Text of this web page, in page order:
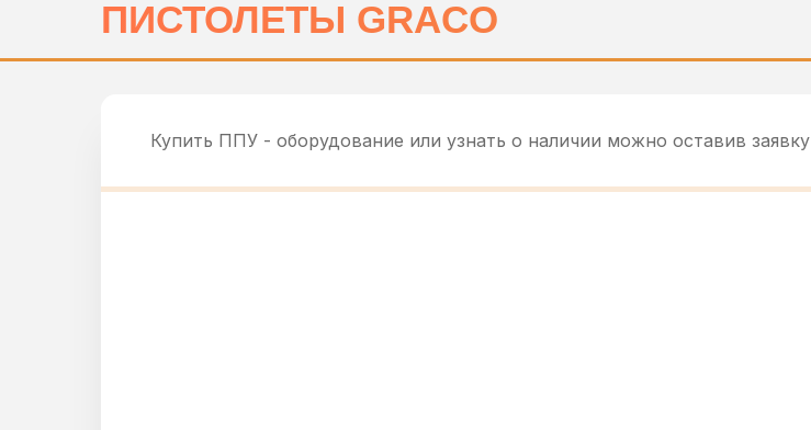
ПИСТОЛЕТЫ GRACO
Купить ППУ - оборудование или узнать о наличии можно оставив заявку